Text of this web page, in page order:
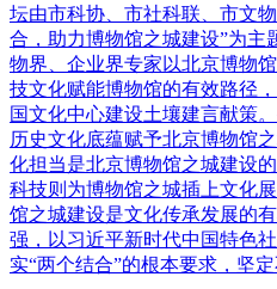
坛由市科协、市社科联、市文
合，助力博物馆之城建设”为主
物界、企业界专家以北京博物
技文化赋能博物馆的有效路径
国文化中心建设土壤建言献策
历史文化底蕴赋予北京博物馆
化担当是北京博物馆之城建设
科技则为博物馆之城插上文化
馆之城建设是文化传承发展的
强，以习近平新时代中国特色
实“两个结合”的根本要求，坚